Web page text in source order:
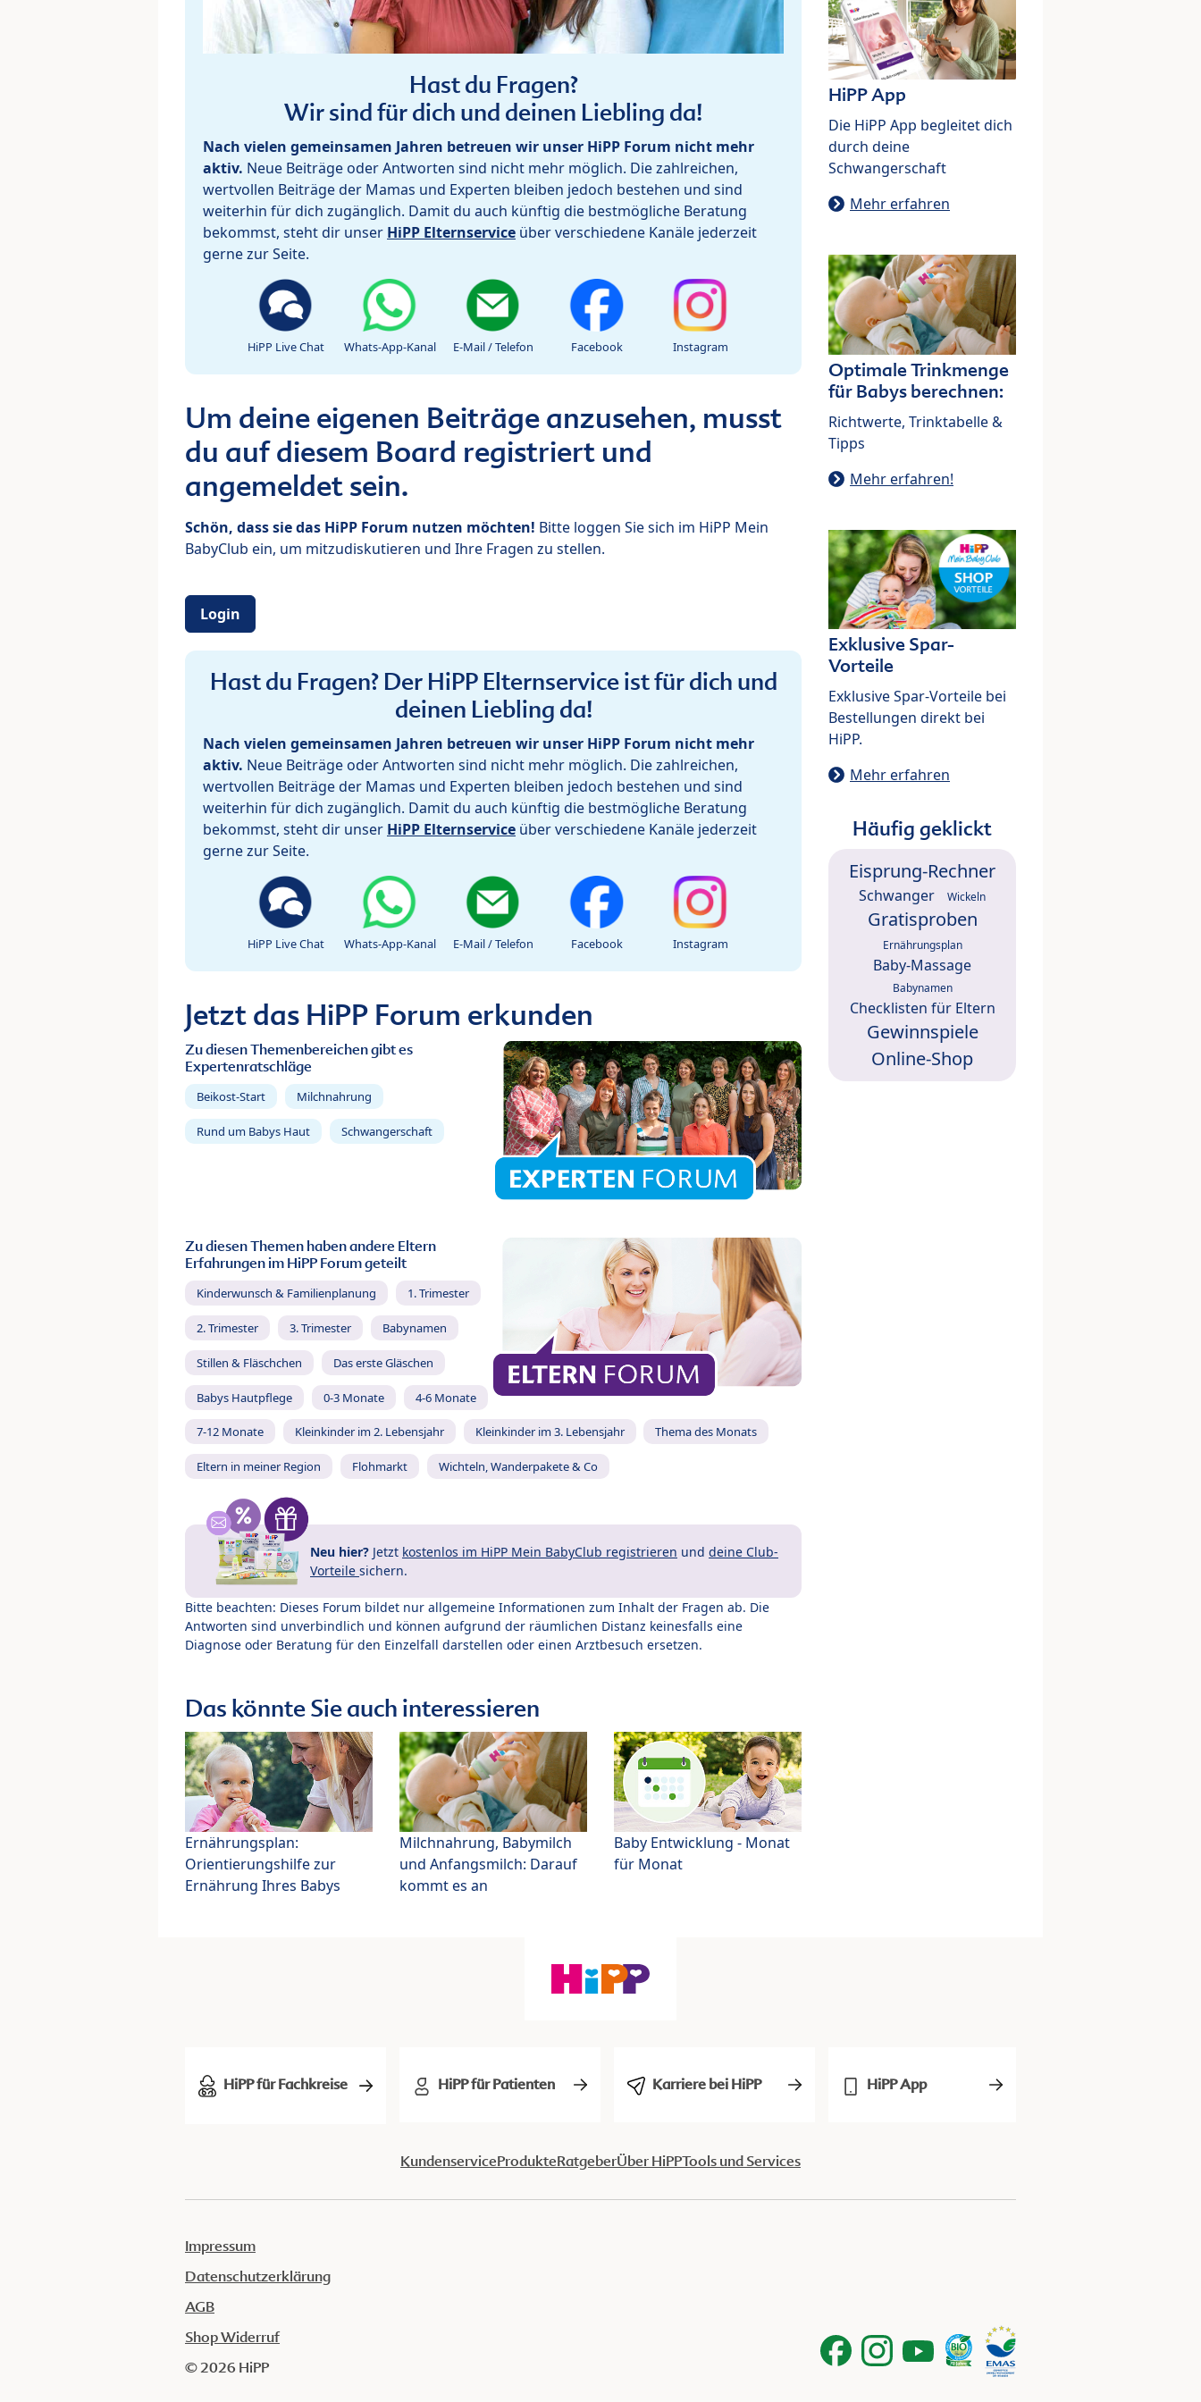
Hast du Fragen?
Wir sind für dich und deinen Liebling da!
Nach vielen gemeinsamen Jahren betreuen wir unser HiPP Forum nicht mehr
aktiv. Neue Beiträge oder Antworten sind nicht mehr möglich. Die zahlreichen,
wertvollen Beiträge der Mamas und Experten bleiben jedoch bestehen und sind
weiterhin für dich zugänglich. Damit du auch künftig die bestmögliche Beratung
bekommst, steht dir unser HiPP Elternservice über verschiedene Kanäle jederzeit
gerne zur Seite.
HiPP Live Chat Whats-App-Kanal E-Mail / Telefon Facebook Instagram
Um deine eigenen Beiträge anzusehen, musst
du auf diesem Board registriert und
angemeldet sein.
Schön, dass sie das HiPP Forum nutzen möchten! Bitte loggen Sie sich im HiPP Mein
BabyClub ein, um mitzudiskutieren und Ihre Fragen zu stellen.
Login
Hast du Fragen? Der HiPP Elternservice ist für dich und
deinen Liebling da!
Nach vielen gemeinsamen Jahren betreuen wir unser HiPP Forum nicht mehr
aktiv. Neue Beiträge oder Antworten sind nicht mehr möglich. Die zahlreichen,
wertvollen Beiträge der Mamas und Experten bleiben jedoch bestehen und sind
weiterhin für dich zugänglich. Damit du auch künftig die bestmögliche Beratung
bekommst, steht dir unser HiPP Elternservice über verschiedene Kanäle jederzeit
gerne zur Seite.
HiPP Live Chat Whats-App-Kanal E-Mail / Telefon Facebook Instagram
Jetzt das HiPP Forum erkunden
Zu diesen Themenbereichen gibt es
Expertenratschläge
Beikost-Start Milchnahrung
Rund um Babys Haut Schwangerschaft
Zu diesen Themen haben andere Eltern
Erfahrungen im HiPP Forum geteilt
Kinderwunsch & Familienplanung 1. Trimester
2. Trimester 3. Trimester Babynamen
Stillen & Fläschchen Das erste Gläschen
Babys Hautpflege 0-3 Monate 4-6 Monate
7-12 Monate Kleinkinder im 2. Lebensjahr Kleinkinder im 3. Lebensjahr Thema des Monats
Eltern in meiner Region Flohmarkt Wichteln, Wanderpakete & Co
Neu hier? Jetzt kostenlos im HiPP Mein BabyClub registrieren und deine Club-
Vorteile sichern.
Bitte beachten: Dieses Forum bildet nur allgemeine Informationen zum Inhalt der Fragen ab. Die
Antworten sind unverbindlich und können aufgrund der räumlichen Distanz keinesfalls eine
Diagnose oder Beratung für den Einzelfall darstellen oder einen Arztbesuch ersetzen.
Das könnte Sie auch interessieren
Ernährungsplan:
Orientierungshilfe zur
Ernährung Ihres Babys
Milchnahrung, Babymilch
und Anfangsmilch: Darauf
kommt es an
Baby Entwicklung - Monat
für Monat
HiPP App
Die HiPP App begleitet dich
durch deine
Schwangerschaft
Mehr erfahren
Optimale Trinkmenge
für Babys berechnen:
Richtwerte, Trinktabelle &
Tipps
Mehr erfahren!
Exklusive Spar-
Vorteile
Exklusive Spar-Vorteile bei
Bestellungen direkt bei
HiPP.
Mehr erfahren
Häufig geklickt
Eisprung-Rechner
Schwanger Wickeln
Gratisproben
Ernährungsplan
Baby-Massage
Babynamen
Checklisten für Eltern
Gewinnspiele
Online-Shop
HiPP für Fachkreise HiPP für Patienten Karriere bei HiPP HiPP App
KundenserviceProdukteRatgeberÜber HiPPTools und Services
Impressum
Datenschutzerklärung
AGB
Shop Widerruf
© 2026 HiPP